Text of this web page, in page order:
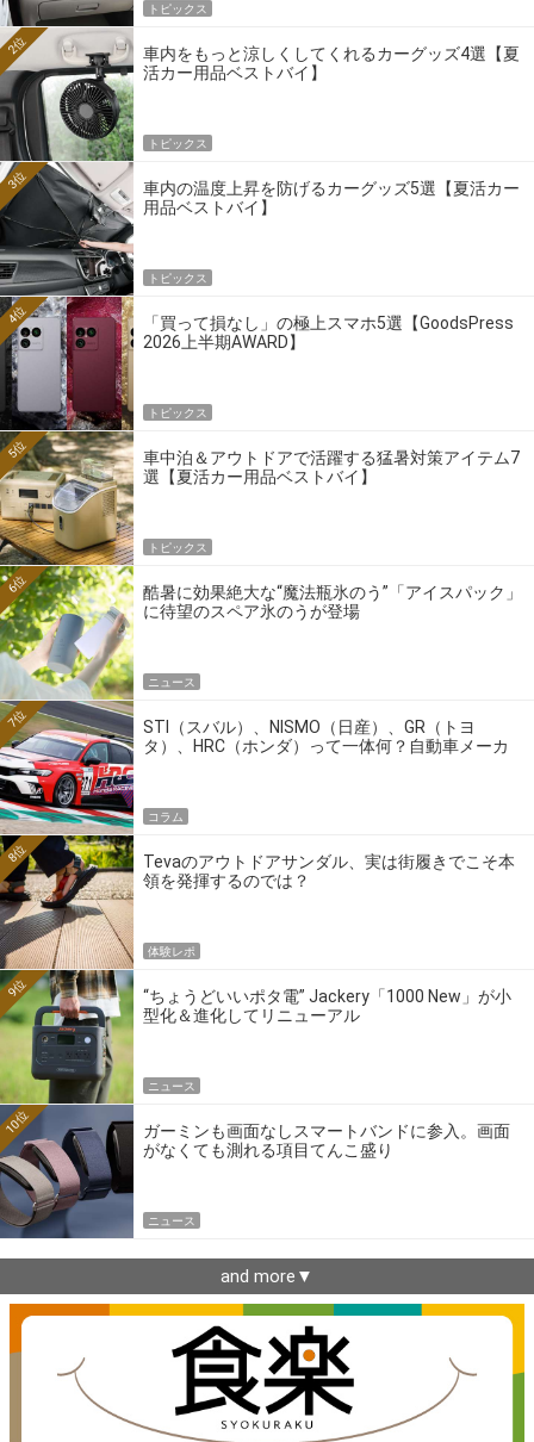
トピックス
車内をもっと涼しくしてくれるカーグッズ4選【夏
活カー用品ベストバイ】
2位
トピックス
車内の温度上昇を防げるカーグッズ5選【夏活カー
用品ベストバイ】
3位
トピックス
「買って損なし」の極上スマホ5選【GoodsPress
2026上半期AWARD】
4位
トピックス
車中泊＆アウトドアで活躍する猛暑対策アイテム7
選【夏活カー用品ベストバイ】
5位
トピックス
酷暑に効果絶大な“魔法瓶氷のう”「アイスパック」
に待望のスペア氷のうが登場
6位
ニュース
STI（スバル）、NISMO（日産）、GR（トヨ
タ）、HRC（ホンダ）って一体何？自動車メーカ
7位
コラム
Tevaのアウトドアサンダル、実は街履きでこそ本
領を発揮するのでは？
8位
体験レポ
“ちょうどいいポタ電” Jackery「1000 New」が小
型化＆進化してリニューアル
9位
ニュース
ガーミンも画面なしスマートバンドに参入。画面
がなくても測れる項目てんこ盛り
10位
ニュース
and more▼